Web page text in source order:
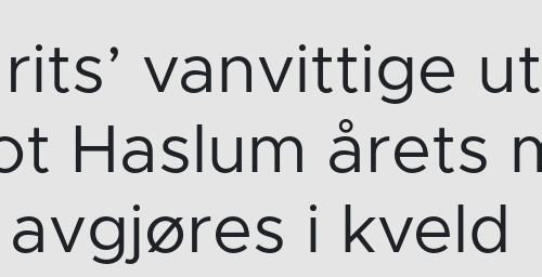
vanvittige
Haslum årets
avgjøres i kveld